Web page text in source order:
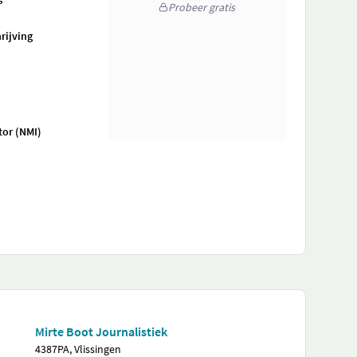
(NMI)
Probeer gratis
Mirte Boot Journalistiek
4387PA, Vlissingen